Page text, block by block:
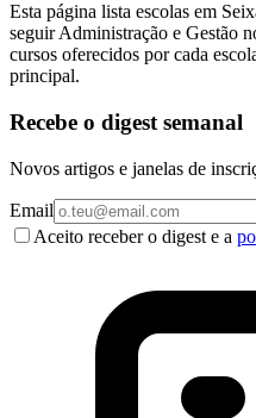
Esta página lista escolas em
seguir Administração e Gestão
cursos oferecidos por cada
principal.
Recebe o digest semanal
Novos artigos e janelas de
Email
Aceito receber o digest e a